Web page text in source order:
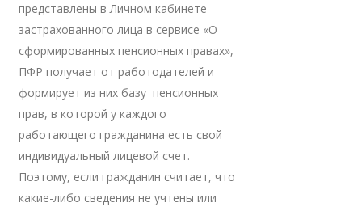
представлены в Личном кабинете
застрахованного лица в сервисе «О
сформированных пенсионных правах»,
ПФР получает от работодателей и
формирует из них базу пенсионных
прав, в которой у каждого
работающего гражданина есть свой
индивидуальный лицевой счет.
Поэтому, если гражданин считает, что
какие-либо сведения не учтены или